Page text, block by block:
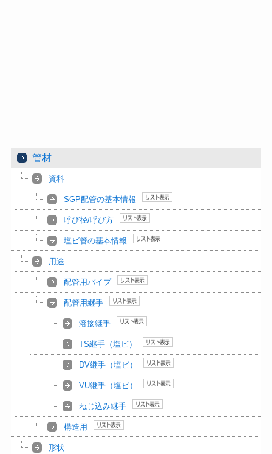
管材
資料
SGP配管の基本情報
呼び径/呼び方
塩ビ管の基本情報
用途
配管用パイプ
配管用継手
溶接継手
TS継手（塩ビ）
DV継手（塩ビ）
VU継手（塩ビ）
ねじ込み継手
構造用
形状